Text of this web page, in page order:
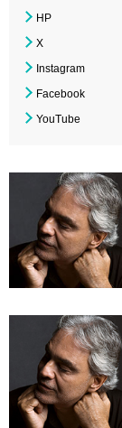
HP
X
Instagram
Facebook
YouTube